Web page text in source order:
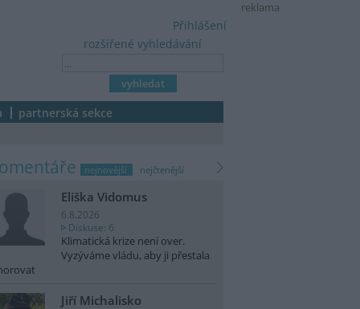
reklama
rozšířené vyhledávání
Přihlášení
partnerská sekce
nejnovější nejčtenější
Eliška Vidomus
6.8.2026
Diskuse: 6
Klimatická krize není over.
Vyzýváme vládu, aby ji přestala
Jiří Michalisko